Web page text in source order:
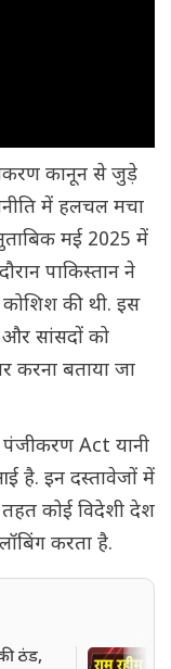
कानून से जुड़े
में हलचल मचा
मई 2025 में
पाकिस्तान ने
की थी. इस
सांसदों को
करना बताया जा
पंजीकरण Act यानी
है. इन दस्तावेजों में
तहत कोई विदेशी देश
करता है.
ठंड,